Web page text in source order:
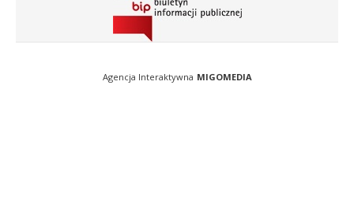
Agencja Interaktywna MIGOMEDIA